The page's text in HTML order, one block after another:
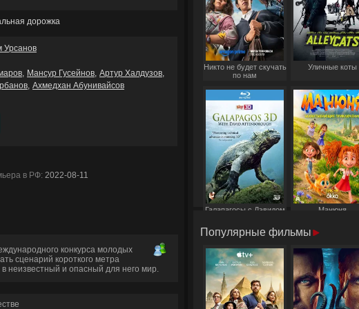
дорожка
Урсанов
Мансур Гусейнов Артур Халдузов
Ахмедхан Абунивайсов
в РФ:2022-08-11
конкурса молодых
сценарий короткого метра
неизвестный и опасный для него мир.
Никто не будет скучать
по нам
Уличные коты
Галапагосы с Дэвидом
Манюня
Популярные фильмы